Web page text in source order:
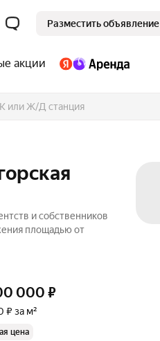
Разместить объявление
акции
и собственников
площадью от
000 ₽
₽ за м²
цена